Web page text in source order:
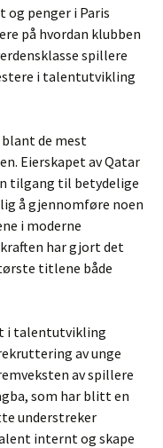
penger i Paris
på hvordan klubben
spillere
i talentutvikling
de mest
Eierskapet av Qatar
tilgang til betydelige
å gjennomføre noen
i moderne
har gjort det
titlene både
i talentutvikling
av unge
av spillere
som har blitt en
understreker
internt og skape